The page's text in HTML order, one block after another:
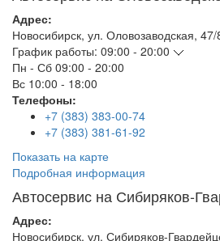
Адрес:
Новосибирск, ул. Оловозаводская, 47/
График работы: 09:00 - 20:00
Пн - Сб 09:00 - 20:00
Вс 10:00 - 18:00
Телефоны:
+7 (383) 383-00-74
+7 (383) 381-61-92
Показать на карте
Подробная информация
Автосервис на Сибиряков-
Адрес:
Новосибирск, ул. Сибиряков-